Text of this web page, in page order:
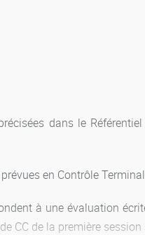
dans le
en Contrôle
à une évaluation
CC de la première